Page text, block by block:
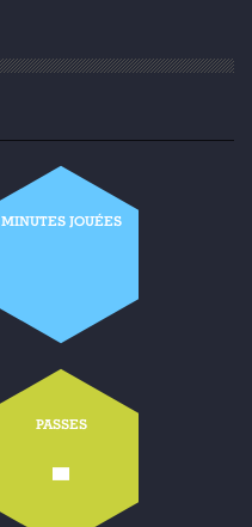
MINUTES JOUÉES
PASSES
-